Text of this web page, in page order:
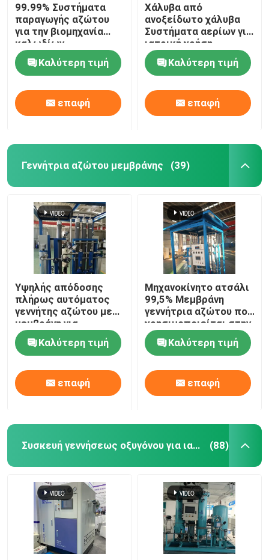
99.99% Συστήματα
παραγωγής αζώτου
για την βιομηχανία
καλωδίων
Καλύτερη τιμή
επαφή
Χάλυβα από
ανοξείδωτο χάλυβα
Συστήματα αερίων για
ιατρική χρήση
Καλύτερη τιμή
επαφή
Γεννήτρια αζώτου μεμβράνης (39)
Υψηλής απόδοσης
πλήρως αυτόματος
γεννήτης αζώτου με
μεμβράνη για
πετροχημικές
Καλύτερη τιμή
επαφή
Μηχανοκίνητο ατσάλι
99,5% Μεμβράνη
γεννήτρια αζώτου που
χρησιμοποιείται στην
πετροχημική
βιομηχανία
Καλύτερη τιμή
επαφή
Συσκευή γεννήσεως οξυγόνου για ιατρική χρήση (88)